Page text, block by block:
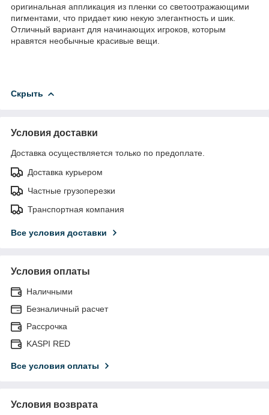
оригинальная аппликация из пленки со светоотражающими
пигментами, что придает кию некую элегантность и шик.
Отличный вариант для начинающих игроков, которым
нравятся необычные красивые вещи.
Скрыть
Условия доставки
Доставка осуществляется только по предоплате.
Доставка курьером
Частные грузоперезки
Транспортная компания
Все условия доставки
Условия оплаты
Наличными
Безналичный расчет
Рассрочка
KASPI RED
Все условия оплаты
Условия возврата